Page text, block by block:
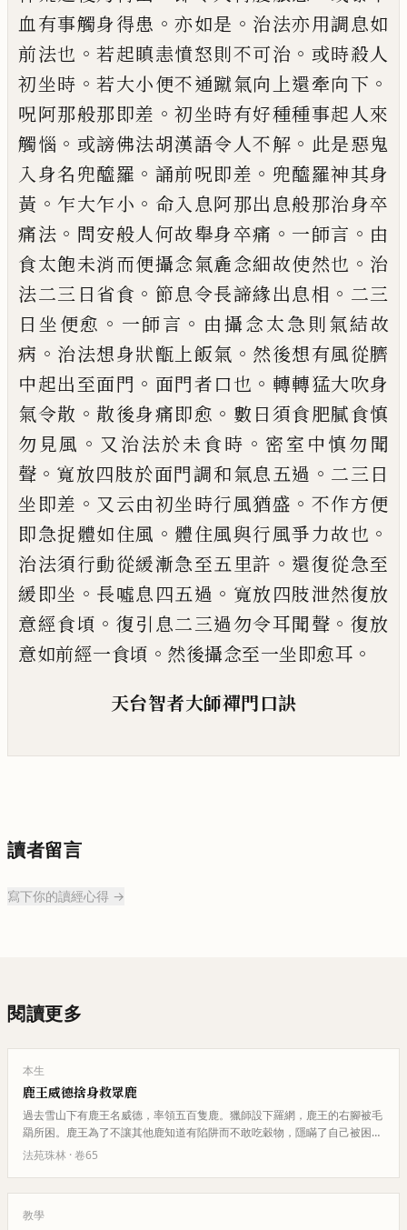
血有事觸身得患 。 亦如是 。 治法亦用調息如
前法也 。 若起瞋恚憤怒則不可治 。 或時殺人
初坐時 。 若大小便不通蹴氣向上還牽向下 。
呪阿那般那即差 。 初坐時有好種種事起人來
觸惱 。 或謗佛法胡漢語令人不解 。 此是惡鬼
入身名兜醯羅 。 誦前呪即差 。 兜醯羅神其身
黃 。 乍大乍小 。 命入息阿那出息般那治身卒
痛法 。 問安般人何故舉身卒痛 。 一師言 。 由
食太飽未消而便攝念氣麁念細故使然也 。 治
法二三日省食 。 節息令長諦緣出息相 。 二三
日坐便愈 。 一師言 。 由攝念太急則氣結故
病 。 治法想身狀甑 上飯氣 。 然後想有風從臍
中起出至面門 。 面門者口也 。 轉轉猛大吹身
氣令散 。 散後身痛即愈 。 數日須食肥膩食慎
勿見風 。 又治法於未食時 。 密室中慎勿聞
聲 。 寬放四肢於面門調和氣息五過 。 二三日
坐即差 。 又云由初坐時行風猶盛 。 不作方便
即急捉體如住風 。 體住風與行風爭力故也 。
治法須行動從緩漸急至五里許 。 還復從急至
緩即坐 。 長噓息四五過 。 寬放四肢泄然復放
意經食頃 。 復引息二三過勿令耳聞聲 。 復放
意如前經一食頃 。 然後攝念至一坐即愈耳 。
天台智者大師禪門口訣
讀者留言
寫下你的讀經心得 →
閱讀更多
本生
鹿王威德捨身救眾鹿
過去雪山下有鹿王名威德，率領五百隻鹿。獵師設下羅網，鹿王的右腳被毛
羂所困。鹿王為了不讓其他鹿知道有陷阱而不敢吃穀物，隱瞞了自己被困的
事實。一隻母鹿願意代替鹿王被…
法苑珠林 · 卷65
教學